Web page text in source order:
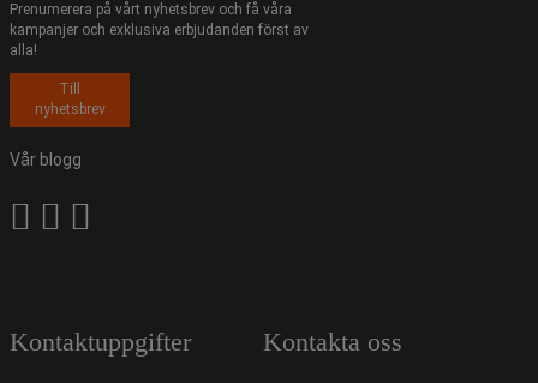
Prenumerera på vårt nyhetsbrev och få våra
kampanjer och exklusiva erbjudanden först av
alla!
Till
nyhetsbrev
Vår blogg
Kontaktuppgifter
Kontakta oss